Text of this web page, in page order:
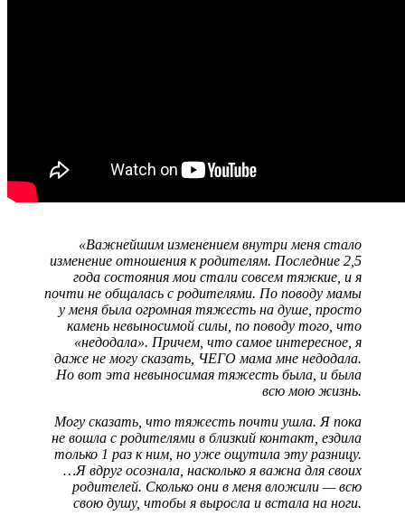
«Важнейшим изменением внутри меня стало
изменение отношения к родителям. Последние 2,5
года состояния мои стали совсем тяжкие, и я
почти не общалась с родителями. По поводу мамы
у меня была огромная тяжесть на душе, просто
камень невыносимой силы, по поводу того, что
«недодала». Причем, что самое интересное, я
даже не могу сказать, ЧЕГО мама мне недодала.
Но вот эта невыносимая тяжесть была, и была
всю мою жизнь.
Могу сказать, что тяжесть почти ушла. Я пока
не вошла с родителями в близкий контакт, ездила
только 1 раз к ним, но уже ощутила эту разницу.
…Я вдруг осознала, насколько я важна для своих
родителей. Сколько они в меня вложили — всю
свою душу, чтобы я выросла и встала на ноги.